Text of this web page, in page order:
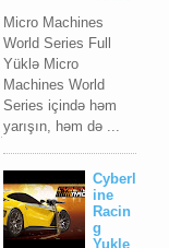
Micro Machines
World Series Full
Yüklə Micro
Machines World
Series içində həm
yarışın, həm də ...
Cyberl
ine
Racin
g
Yukle